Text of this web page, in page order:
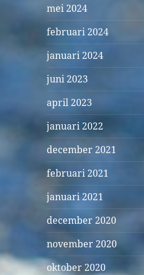
mei 2024
februari 2024
januari 2024
juni 2023
april 2023
januari 2022
december 2021
februari 2021
januari 2021
december 2020
november 2020
oktober 2020